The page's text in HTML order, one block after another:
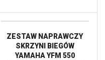
ZESTAW NAPRAWCZY
SKRZYNI BIEGÓW
YAMAHA YFM 550